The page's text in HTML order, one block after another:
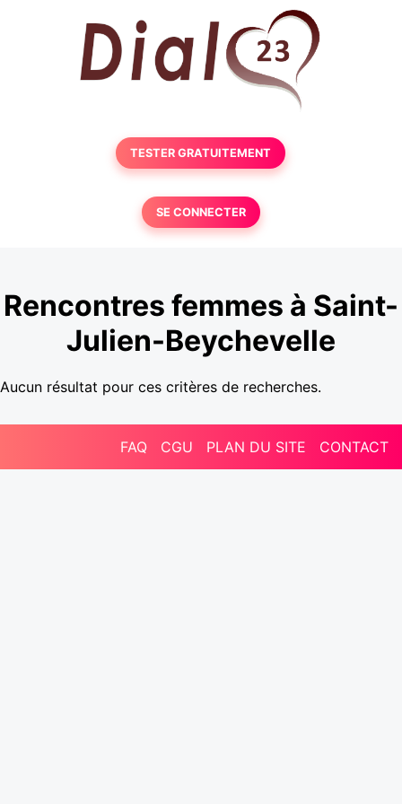
TESTER GRATUITEMENT
SE CONNECTER
Rencontres femmes à Saint-
Julien-Beychevelle
Aucun résultat pour ces critères de recherches.
FAQ CGU PLAN DU SITE CONTACT